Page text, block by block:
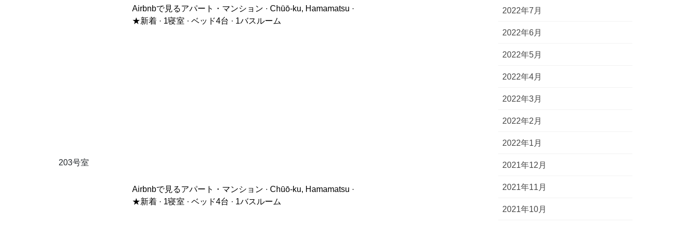
Airbnbで見るアパート・マンション · Chūō-ku, Hamamatsu ·
★新着 · 1寝室 · ベッド4台 · 1バスルーム
203号室
Airbnbで見るアパート・マンション · Chūō-ku, Hamamatsu ·
★新着 · 1寝室 · ベッド4台 · 1バスルーム
2022年7月
2022年6月
2022年5月
2022年4月
2022年3月
2022年2月
2022年1月
2021年12月
2021年11月
2021年10月